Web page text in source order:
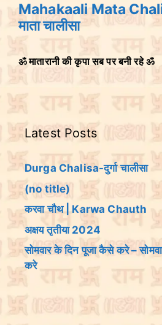
Mahakaali Mata
माता चालीसा
ॐ मातारानी की कृपा सब पर बनी रहे ॐ
Latest Posts
Durga Chalisa-दुर्गा चालीसा
(no title)
करवा चौथ | Karwa Chauth
अक्षय तृतीया 2024
सोमवार के दिन पूजा कैसे करे –
करे